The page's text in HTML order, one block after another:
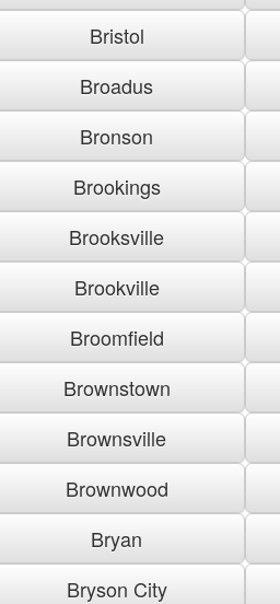
Bristol
Broadus
Bronson
Brookings
Brooksville
Brookville
Broomfield
Brownstown
Brownsville
Brownwood
Bryan
Bryson City